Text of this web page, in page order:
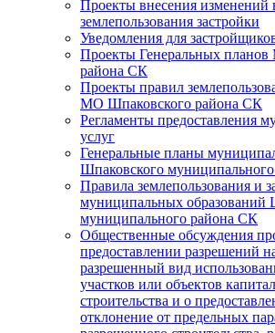
Проекты внесения изменений
землепользования застройки
Уведомления для
Проекты Генеральных
района СК
Проекты правил
МО Шпаковского района СК
Регламенты предоставления
услуг
Генеральные планы
Шпаковского
Правила землепользования и
муниципальных образований
муниципального района СК
Общественные обсуждения
предоставлении разрешений
разрешенный вид
участков или объектов
строительства и о
отклонение от предельных